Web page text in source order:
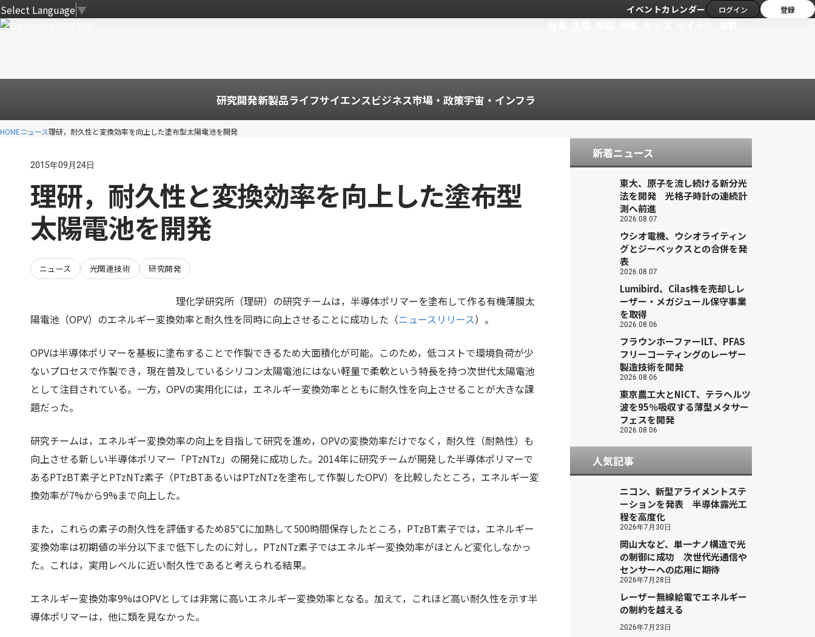
Select Language▼ イベントカレンダー ログイン 登録
研究開発新製品ライフサイエンスビジネス市場・政策宇宙・インフラ
HOMEニュース理研，耐久性と変換効率を向上した塗布型太陽電池を開発
2015年09月24日
理研，耐久性と変換効率を向上した塗布型
太陽電池を開発
ニュース 光関連技術 研究開発
理化学研究所（理研）の研究チームは，半導体ポリマーを塗布して作る有機薄膜太
陽電池（OPV）のエネルギー変換効率と耐久性を同時に向上させることに成功した（ニュースリリース）。
OPVは半導体ポリマーを基板に塗布することで作製できるため大面積化が可能。このため，低コストで環境負荷が少
ないプロセスで作製でき，現在普及しているシリコン太陽電池にはない軽量で柔軟という特長を持つ次世代太陽電池
として注目されている。一方，OPVの実用化には，エネルギー変換効率とともに耐久性を向上させることが大きな課
題だった。
研究チームは，エネルギー変換効率の向上を目指して研究を進め，OPVの変換効率だけでなく，耐久性（耐熱性）も
向上させる新しい半導体ポリマー「PTzNTz」の開発に成功した。2014年に研究チームが開発した半導体ポリマーで
あるPTzBT素子とPTzNTz素子（PTzBTあるいはPTzNTzを塗布して作製したOPV）を比較したところ，エネルギー変
換効率が7%から9%まで向上した。
また，これらの素子の耐久性を評価するため85℃に加熱して500時間保存したところ，PTzBT素子では，エネルギー
変換効率は初期値の半分以下まで低下したのに対し，PTzNTz素子ではエネルギー変換効率がほとんど変化しなかっ
た。これは，実用レベルに近い耐久性であると考えられる結果。
エネルギー変換効率9%はOPVとしては非常に高いエネルギー変換効率となる。加えて，これほど高い耐久性を示す半
導体ポリマーは，他に類を見なかった。
新着ニュース
東大、原子を流し続ける新分光
法を開発 光格子時計の連続計
測へ前進
2026.08.07
ウシオ電機、ウシオライティン
グとジーベックスとの合併を発
表
2026.08.07
Lumibird、Cilas株を売却しレ
ーザー・メガジュール保守事業
を取得
2026.08.06
フラウンホーファーILT、PFAS
フリーコーティングのレーザー
製造技術を開発
2026.08.06
東京農工大とNICT、テラヘルツ
波を95％吸収する薄型メタサー
フェスを開発
2026.08.06
人気記事
ニコン、新型アライメントステ
ーションを発表 半導体露光工
程を高度化
2026年7月30日
岡山大など、単一ナノ構造で光
の制御に成功 次世代光通信や
センサーへの応用に期待
2026年7月28日
レーザー無線給電でエネルギー
の制約を越える
2026年7月23日